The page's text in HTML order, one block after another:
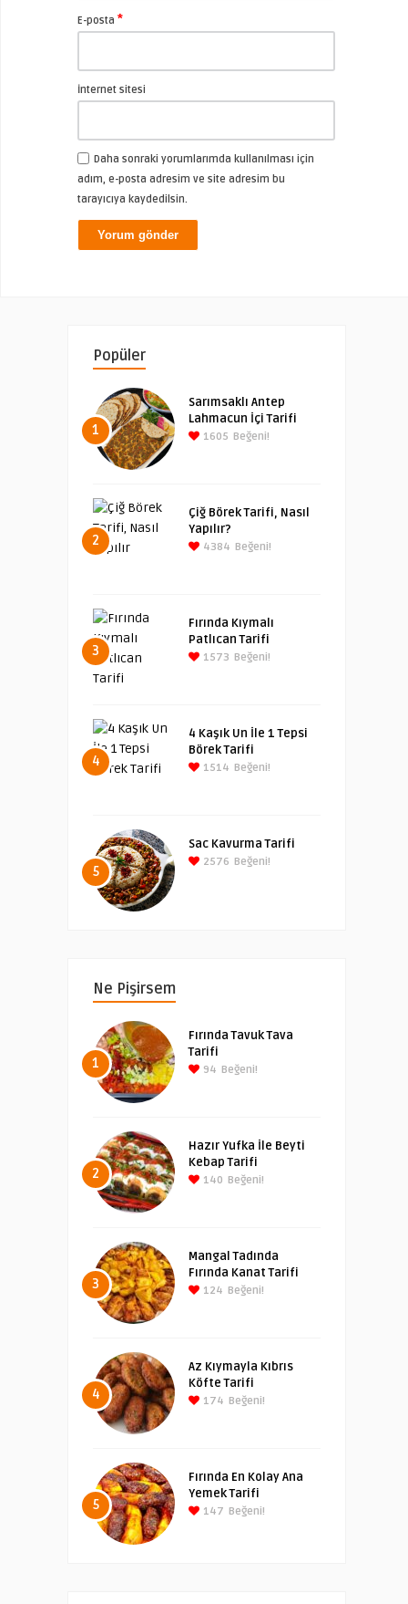
E-posta *
İnternet sitesi
Daha sonraki yorumlarımda kullanılması için
adım, e-posta adresim ve site adresim bu
tarayıcıya kaydedilsin.
Popüler
1
Sarımsaklı Antep
Lahmacun İçi Tarifi
1605 Beğeni!
2
Çiğ Börek Tarifi, Nasıl
Yapılır?
4384 Beğeni!
3
Fırında Kıymalı
Patlıcan Tarifi
1573 Beğeni!
4
4 Kaşık Un İle 1 Tepsi
Börek Tarifi
1514 Beğeni!
5
Sac Kavurma Tarifi
2576 Beğeni!
Ne Pişirsem
1
Fırında Tavuk Tava
Tarifi
94 Beğeni!
2
Hazır Yufka İle Beyti
Kebap Tarifi
140 Beğeni!
3
Mangal Tadında
Fırında Kanat Tarifi
124 Beğeni!
4
Az Kıymayla Kıbrıs
Köfte Tarifi
174 Beğeni!
5
Fırında En Kolay Ana
Yemek Tarifi
147 Beğeni!